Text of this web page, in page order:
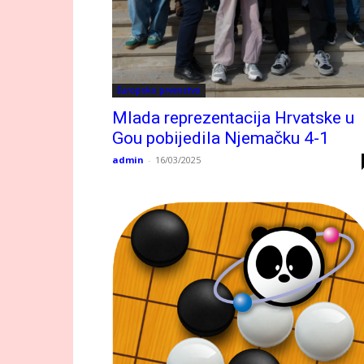
Europsko prvenstvo
Mlada reprezentacija Hrvatske u
Gou pobijedila Njemačku 4-1
admin - 16/03/2025